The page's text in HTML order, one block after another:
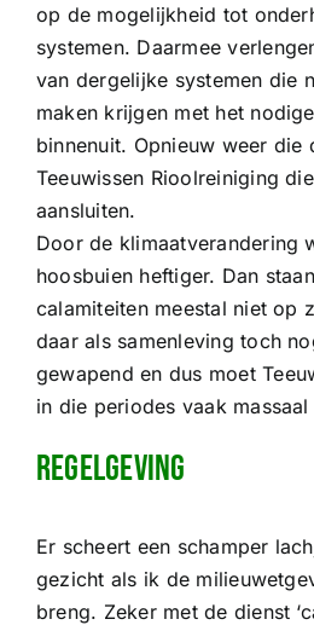
op de mogelijkheid tot
systemen. Daarmee
van dergelijke systemen die
maken krijgen met het
binnenuit. Opnieuw weer die
Teeuwissen Rioolreiniging
aansluiten.
Door de klimaatverandering
hoosbuien heftiger. Dan
calamiteiten meestal niet op
daar als samenleving toch
gewapend en dus moet
in die periodes vaak
Regelgeving
Er scheert een schamper
gezicht als ik de
breng. Zeker met de dienst